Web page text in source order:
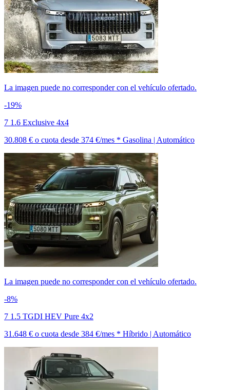
La imagen puede no corresponder con el vehículo ofertado.
-19%
7 1.6 Exclusive 4x4
30.808 € o cuota desde 374 €/mes * Gasolina | Automático
La imagen puede no corresponder con el vehículo ofertado.
-8%
7 1.5 TGDI HEV Pure 4x2
31.648 € o cuota desde 384 €/mes * Híbrido | Automático